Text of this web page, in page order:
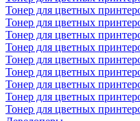
Тонер для цветных
Тонер для цветных
Тонер для цветных
Тонер для цветных
Тонер для цветных
Тонер для цветных
Тонер для цветных
Тонер для цветных
Тонер для цветных